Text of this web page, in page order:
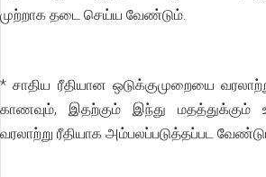
முற்றாக தடை செய்ய வேண்டும்.
* சாதிய ரீதியான ஒடுக்குமுறையை
காணவும், இதற்கும் இந்து மதத்துக்கும்
வரலாற்று ரீதியாக அம்பலப்படுத்தப்பட